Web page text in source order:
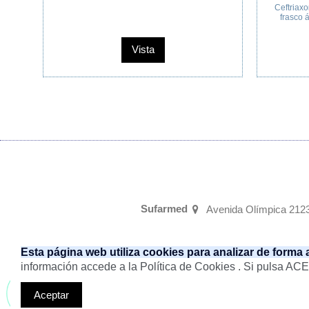
mg / 3 ml con 2
Sufarmed Avenida Olímpica
Esta página web utiliza cookies para analizar de
información accede a la Política de Cookies . Si pulsa
Aceptar